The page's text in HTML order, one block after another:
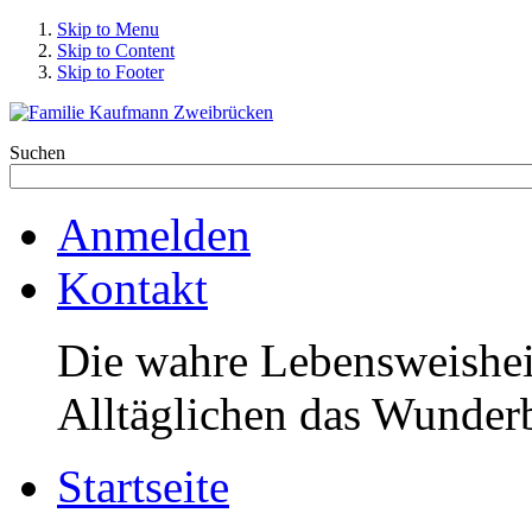
Skip to Menu
Skip to Content
Skip to Footer
Suchen
Anmelden
Kontakt
Die wahre
Alltäglichen das
Startseite